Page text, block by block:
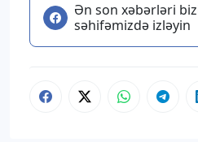
Ən son xəbərləri
səhifəmizdə izləyin